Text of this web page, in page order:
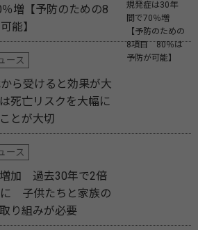
増【予防のための8
能】
ース
ら受けると効果が大
死亡リスクを大幅に
とが大切
ース
加 過去30年で2倍
子供たちと家族の
り組みが必要